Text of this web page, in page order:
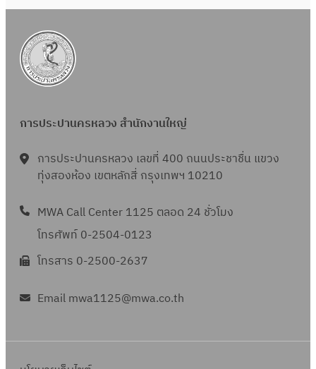
การประปานครหลวง สำนักงานใหญ่
การประปานครหลวง เลขที่ 400 ถนนประชาชื่น แขวง
ทุ่งสองห้อง เขตหลักสี่ กรุงเทพฯ 10210
MWA Call Center 1125 ตลอด 24 ชั่วโมง
โทรศัพท์ 0-2504-0123
โทรสาร 0-2500-2637
Email mwa1125@mwa.co.th